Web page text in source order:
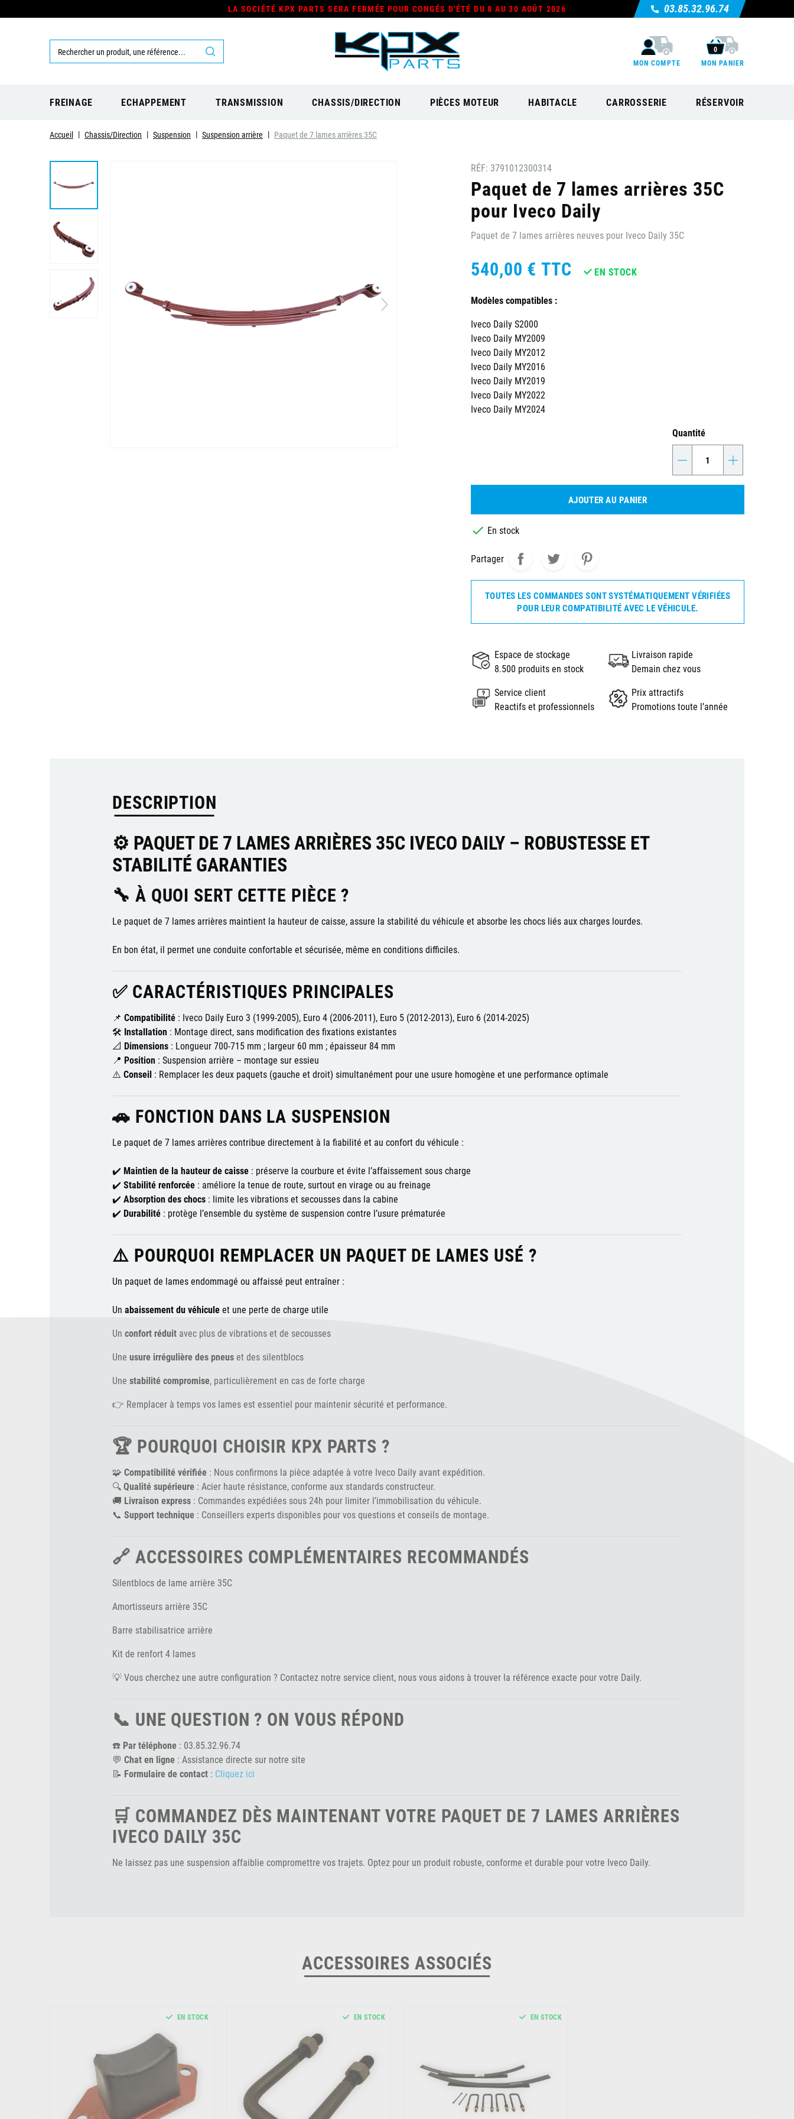
LA SOCIÉTÉ KPX PARTS SERA FERMÉE POUR CONGÉS D'ÉTÉ DU 8 AU 30 AOÛT 2026 03.85.32.96.74
MON COMPTE
0
MON PANIER
FREINAGE ECHAPPEMENT TRANSMISSION CHASSIS/DIRECTION PIÈCES MOTEUR HABITACLE CARROSSERIE RÉSERVOIR
Accueil Chassis/Direction Suspension Suspension arrière Paquet de 7 lames arrières 35C
RÉF: 3791012300314
Paquet de 7 lames arrières 35C
pour Iveco Daily
Paquet de 7 lames arrières neuves pour Iveco Daily 35C
540,00 € TTC EN STOCK
Modèles compatibles :
Iveco Daily S2000
Iveco Daily MY2009
Iveco Daily MY2012
Iveco Daily MY2016
Iveco Daily MY2019
Iveco Daily MY2022
Iveco Daily MY2024
Quantité
- +
AJOUTER AU PANIER
 En stock
Partager
TOUTES LES COMMANDES SONT SYSTÉMATIQUEMENT VÉRIFIÉES
POUR LEUR COMPATIBILITÉ AVEC LE VÉHICULE.
Espace de stockage
8.500 produits en stock
Livraison rapide
Demain chez vous
Service client
Reactifs et professionnels
Prix attractifs
Promotions toute l’année
DESCRIPTION
⚙️ PAQUET DE 7 LAMES ARRIÈRES 35C IVECO DAILY – ROBUSTESSE ET
STABILITÉ GARANTIES
🔧 À QUOI SERT CETTE PIÈCE ?
Le paquet de 7 lames arrières maintient la hauteur de caisse, assure la stabilité du véhicule et absorbe les chocs liés aux charges lourdes.
En bon état, il permet une conduite confortable et sécurisée, même en conditions difficiles.
✅ CARACTÉRISTIQUES PRINCIPALES
📌 Compatibilité : Iveco Daily Euro 3 (1999-2005), Euro 4 (2006-2011), Euro 5 (2012-2013), Euro 6 (2014-2025)
🛠️ Installation : Montage direct, sans modification des fixations existantes
📐 Dimensions : Longueur 700-715 mm ; largeur 60 mm ; épaisseur 84 mm
📍 Position : Suspension arrière – montage sur essieu
⚠️ Conseil : Remplacer les deux paquets (gauche et droit) simultanément pour une usure homogène et une performance optimale
🚗 FONCTION DANS LA SUSPENSION
Le paquet de 7 lames arrières contribue directement à la fiabilité et au confort du véhicule :
✔️ Maintien de la hauteur de caisse : préserve la courbure et évite l’affaissement sous charge
✔️ Stabilité renforcée : améliore la tenue de route, surtout en virage ou au freinage
✔️ Absorption des chocs : limite les vibrations et secousses dans la cabine
✔️ Durabilité : protège l’ensemble du système de suspension contre l’usure prématurée
⚠️ POURQUOI REMPLACER UN PAQUET DE LAMES USÉ ?
Un paquet de lames endommagé ou affaissé peut entraîner :
Un abaissement du véhiculeet une perte de charge utile
Un confort réduit avec plus de vibrations et de secousses
Une usure irrégulière des pneuset des silentblocs
Une stabilité compromise, particulièrement en cas de forte charge
👉 Remplacer à temps vos lames est essentiel pour maintenir sécurité et performance.
🏆 POURQUOI CHOISIR KPX PARTS ?
🧩 Compatibilité vérifiée : Nous confirmons la pièce adaptée à votre Iveco Daily avant expédition.
🔍Qualité supérieure : Acier haute résistance, conforme aux standards constructeur.
🚚 Livraison express : Commandes expédiées sous 24h pour limiter l’immobilisation du véhicule.
📞 Support technique : Conseillers experts disponibles pour vos questions et conseils de montage.
🔗 ACCESSOIRES COMPLÉMENTAIRES RECOMMANDÉS
Silentblocs de lame arrière 35C
Amortisseurs arrière 35C
Barre stabilisatrice arrière
Kit de renfort 4 lames
💡 Vous cherchez une autre configuration ? Contactez notre service client, nous vous aidons à trouver la référence exacte pour votre Daily.
📞 UNE QUESTION ? ON VOUS RÉPOND
☎️ Par téléphone : 03.85.32.96.74
💬 Chat en ligne : Assistance directe sur notre site
📝 Formulaire de contact : Cliquez ici
🛒 COMMANDEZ DÈS MAINTENANT VOTRE PAQUET DE 7 LAMES ARRIÈRES
IVECO DAILY 35C
Ne laissez pas une suspension affaiblie compromettre vos trajets. Optez pour un produit robuste, conforme et durable pour votre Iveco Daily.
ACCESSOIRES ASSOCIÉS
EN STOCK EN STOCK EN STOCK